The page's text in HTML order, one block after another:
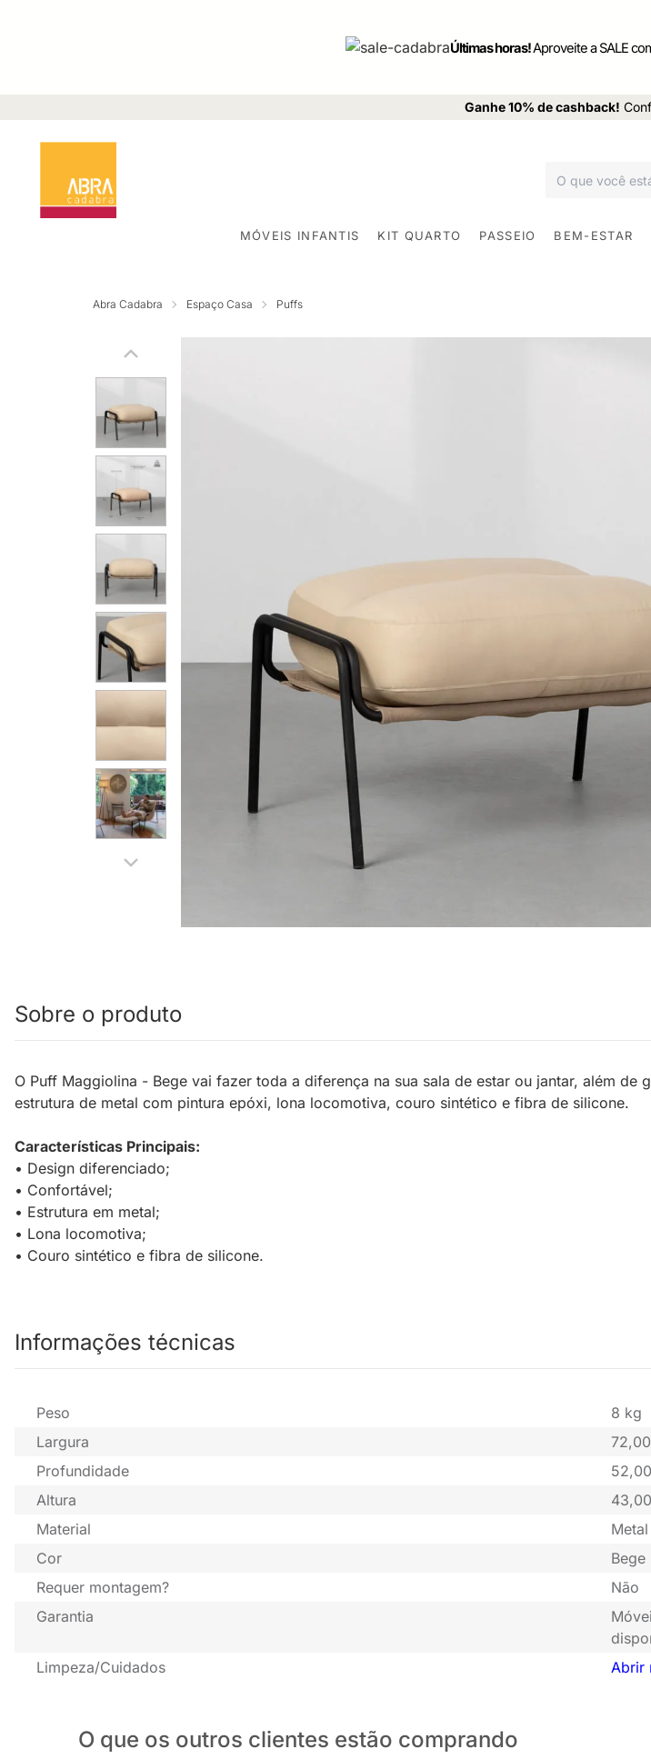
Últimas horas!Aproveite a SALE
Ganhe 10% de cashback!
MÓVEIS INFANTIS KIT QUARTO PASSEIO BEM-ESTAR
Abra Cadabra Espaço Casa Puffs
Sobre o produto
O Puff Maggiolina - Bege vai fazer toda a diferença na sua sala de estar ou jantar, além
estrutura de metal com pintura epóxi, lona locomotiva, couro sintético e fibra de silicone.
Características Principais:
• Design diferenciado;
• Confortável;
• Estrutura em metal;
• Lona locomotiva;
• Couro sintético e fibra de silicone.
Informações técnicas
Peso
8 kg
Largura
Profundidade
Altura
Material
Metal
Cor
Bege
Requer montagem?
Não
Garantia
Limpeza/Cuidados
Abrir
O que os outros clientes estão comprando